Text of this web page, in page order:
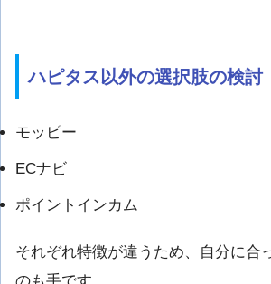
ハピタス以外の選択肢の検討
モッピー
ECナビ
ポイントインカム
それぞれ特徴が違うため、自分に合